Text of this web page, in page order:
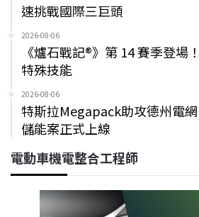
速挑戰國際三巨頭
2026-08-06
《爐石戰記®》第 14 賽季登場
特殊技能
2026-08-06
特斯拉Megapack助攻德州電
儲能案正式上線
電動車機電整合工程師